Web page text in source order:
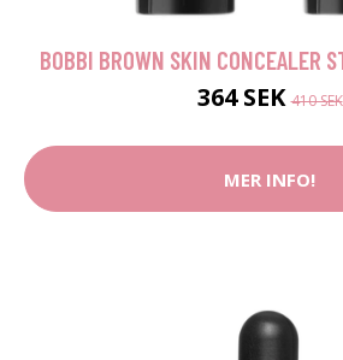
BOBBI BROWN SKIN CONCEALER
364 SEK410 SEK
MER INFO!